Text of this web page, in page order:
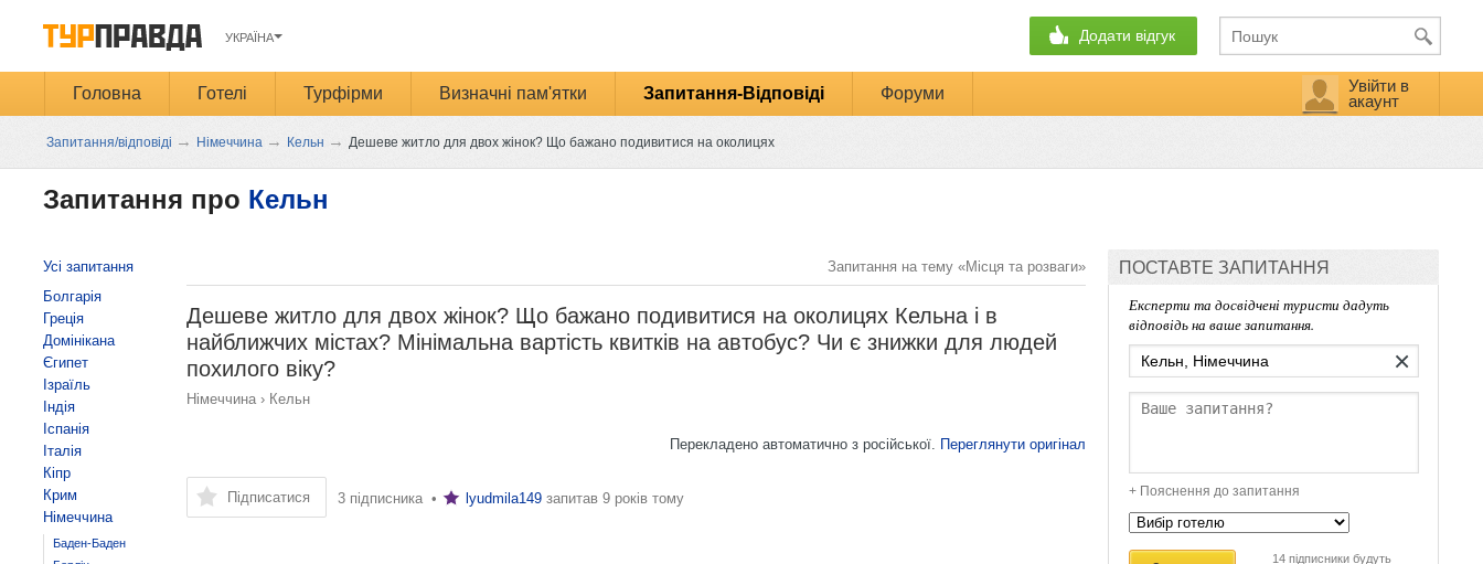
УКРАЇНА Додати відгук
Головна Готелі Турфірми Визначні пам'ятки Запитання-Відповіді Форуми
Увійти в
акаунт
Запитання/відповіді → Німеччина → Кельн → Дешеве житло для двох жінок? Що бажано подивитися на околицях
Запитання про Кельн
ПОСТАВТЕ ЗАПИТАННЯ
Експерти та досвідчені туристи дадуть
відповідь на ваше запитання.
×
+ Пояснення до запитання
14підписники будуть
Запитання на тему «Місця та розваги»
Дешеве житло для двох жінок? Що бажано подивитися на околицях Кельна і в
найближчих містах? Мінімальна вартість квитків на автобус? Чи є знижки для людей
похилого віку?
Німеччина› Кельн
Перекладено автоматично з російської. Переглянути оригінал
Підписатися 3 підписника • lyudmila149 запитав 9 років тому
Усі запитання
Болгарія
Греція
Домінікана
Єгипет
Ізраїль
Індія
Іспанія
Італія
Кіпр
Крим
Німеччина
Баден-Баден